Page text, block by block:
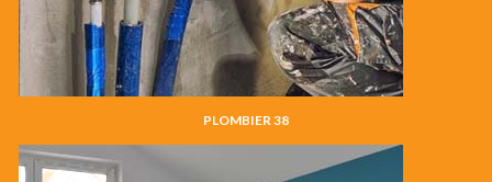
PLOMBIER 38